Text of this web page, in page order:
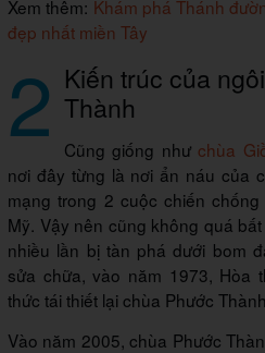
Xem thêm: Khám phá Thánh
đẹp nhất miền Tây
2 Kiến trúc của
Thành
Cũng giống như chùa
nơi đây từng là nơi ẩn náu của
mạng trong 2 cuộc chiến
Mỹ. Vậy nên cũng không quá
nhiều lần bị tàn phá dưới bom
sửa chữa, vào năm 1973, Hòa
thức tái thiết lại chùa Phước
Vào năm 2005, chùa Phước